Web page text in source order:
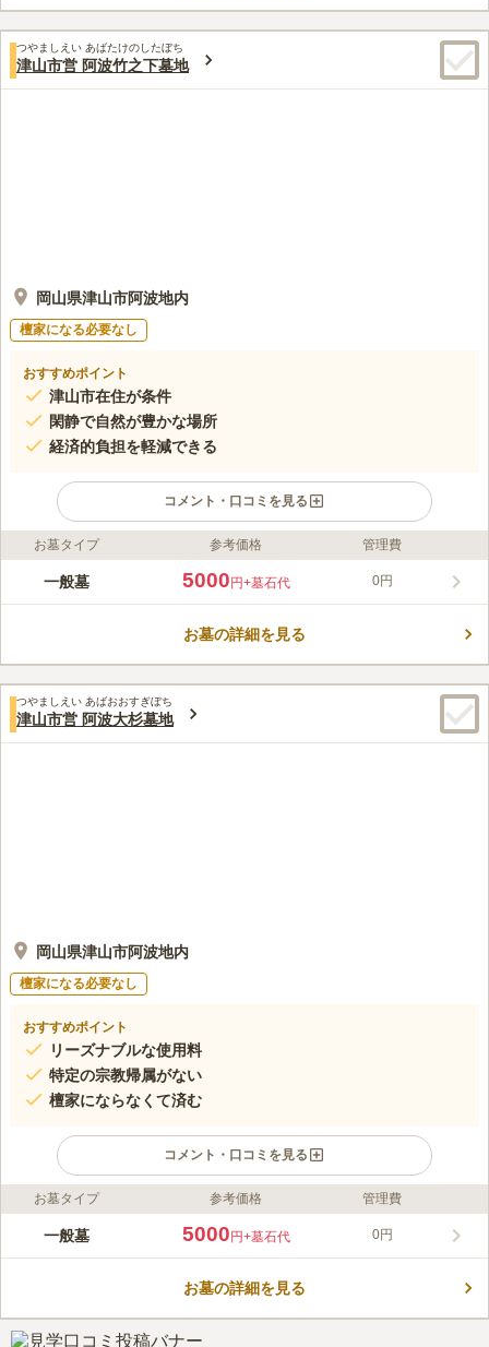
口コミ評価
この霊園はまだ誰からも評価されていません。
つやましえい あばたけのしたぼち
津山市営 阿波竹之下墓地
岡山県津山市阿波地内
檀家になる必要なし
おすすめポイント
津山市在住が条件
閑静で自然が豊かな場所
経済的負担を軽減できる
コメント・口コミを見る
ライフドット編集部のコメント
お参りに訪れる度に自然に癒される、津山市の公営墓地です。
清くなっていく気がします。 足を延ばせば「竹野下レインボー
口コミ評価
この霊園はまだ誰からも評価されていません。
お墓タイプ 参考価格 管理費
一般墓 5000 円+墓石代 0円
お墓の詳細を見る
つやましえい あばおおすぎぼち
津山市営 阿波大杉墓地
岡山県津山市阿波地内
檀家になる必要なし
おすすめポイント
リーズナブルな使用料
特定の宗教帰属がない
檀家にならなくて済む
コメント・口コミを見る
ライフドット編集部のコメント
岡山県津山市阿波地内にある市営墓地です。 決まった石材店の
におすすめです。 「あば温泉・あば交流館」にも近いので、お
思い出話に花を咲かせながら、ご家族で体を休められてはいかが
口コミ評価
お墓タイプ 参考価格 管理費
一般墓 5000 円+墓石代 0円
お墓の詳細を見る